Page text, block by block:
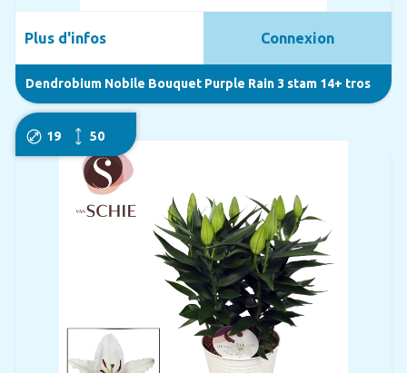
Dendrobium Nobile Bouquet Purple Rain 3 stam 14+ tros
Plus d'infos Connexion
19 50